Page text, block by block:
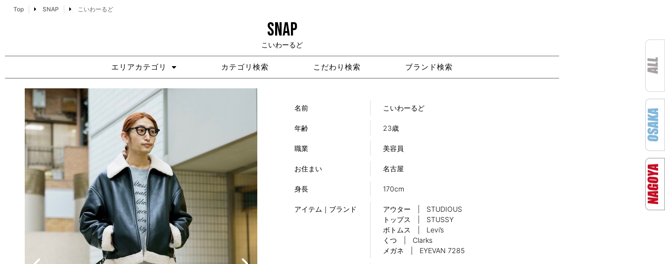
Top SNAP こいわーるど
SNAP
こいわーるど
エリアカテゴリ カテゴリ検索 こだわり検索 ブランド検索
名前 こいわーるど
年齢 23歳
職業 美容員
お住まい 名古屋
身長 170cm
アイテム｜ブランド
アウター | STUDIOUS
トップス | STUSSY
ボトムス | Levi’s
くつ | Clarks
メガネ | EYEVAN 7285